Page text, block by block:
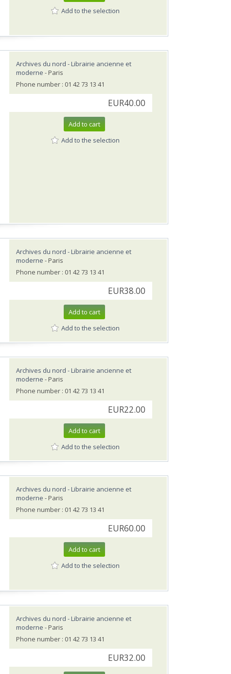
Add to the selection
Archives du nord - Librairie ancienne et
moderne - Paris
Phone number : 01 42 73 13 41
EUR40.00
Add to cart
Add to the selection
Archives du nord - Librairie ancienne et
moderne - Paris
Phone number : 01 42 73 13 41
EUR38.00
Add to cart
Add to the selection
Archives du nord - Librairie ancienne et
moderne - Paris
Phone number : 01 42 73 13 41
EUR22.00
Add to cart
Add to the selection
Archives du nord - Librairie ancienne et
moderne - Paris
Phone number : 01 42 73 13 41
EUR60.00
Add to cart
Add to the selection
Archives du nord - Librairie ancienne et
moderne - Paris
Phone number : 01 42 73 13 41
EUR32.00